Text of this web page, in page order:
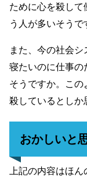
ために心を殺し
う人が多いそうで
また、今の社会
寝たいのに仕事の
そうですか。こ
殺しているとしか
おかしいと
上記の内容はほ